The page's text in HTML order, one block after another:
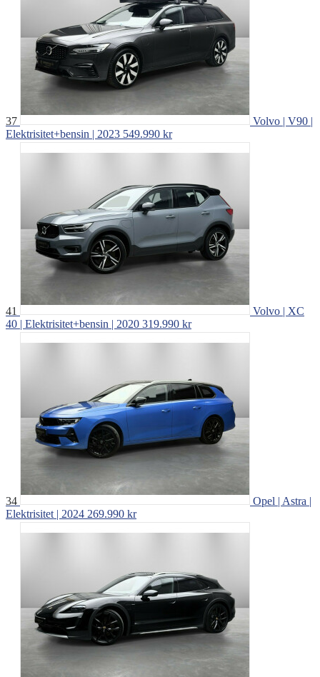
37
Volvo | V90 |
Elektrisitet+bensin | 2023 549.990 kr
41
Volvo | XC
40 | Elektrisitet+bensin | 2020 319.990 kr
34
Opel | Astra |
Elektrisitet | 2024 269.990 kr